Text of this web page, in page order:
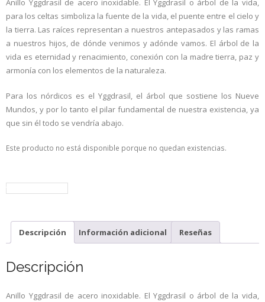
de 5 en
valoración
de un
cliente
Anillo Yggdrasil de acero inoxidable. El Yggdrasil o árbol de la vida,
para los celtas simboliza la fuente de la vida, el puente entre el cielo y
la tierra. Las raíces representan a nuestros antepasados y las ramas
a nuestros hijos, de dónde venimos y adónde vamos. El árbol de la
vida es eternidad y renacimiento, conexión con la madre tierra, paz y
armonía con los elementos de la naturaleza.
Para los nórdicos es el Yggdrasil, el árbol que sostiene los Nueve
Mundos, y por lo tanto el pilar fundamental de nuestra existencia, ya
que sin él todo se vendría abajo.
Este producto no está disponible porque no quedan existencias.
volver a la tienda
Descripción Información adicional Reseñas
Descripción
Anillo Yggdrasil de acero inoxidable. El Yggdrasil o árbol de la vida,